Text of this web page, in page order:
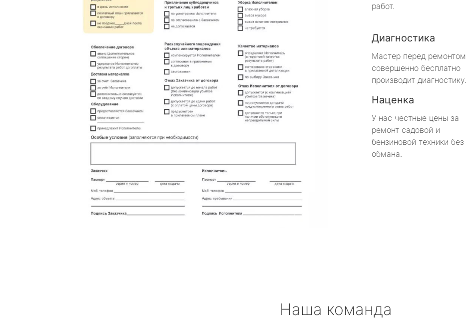
работ.
Диагностика
Мастер перед ремонтом
совершенно бесплатно
производит диагностику.
Наценка
У нас честные цены за
ремонт садовой и
бензиновой техники без
обмана.
Наша команда